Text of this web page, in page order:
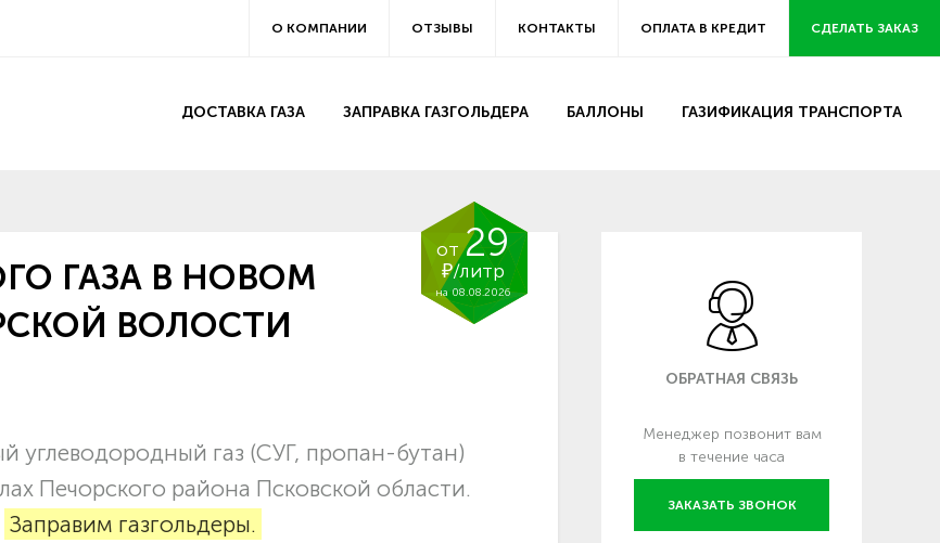
О КОМПАНИИ ОТЗЫВЫ КОНТАКТЫ ОПЛАТА В КРЕДИТ СДЕЛАТЬ ЗАКАЗ
ДОСТАВКА ГАЗА ЗАПРАВКА ГАЗГОЛЬДЕРА БАЛЛОНЫ ГАЗИФИКАЦИЯ ТРАНСПОРТА
от29
₽/литр
на 08.08.2026
ГАЗА В НОВОМ
ВОЛОСТИ
газ (СУГ, пропан-бутан)
Печорского района Псковской области.
Заправим газгольдеры.
ОБРАТНАЯ СВЯЗЬ
Менеджер позвонит вам
в течение часа
ЗАКАЗАТЬ ЗВОНОК